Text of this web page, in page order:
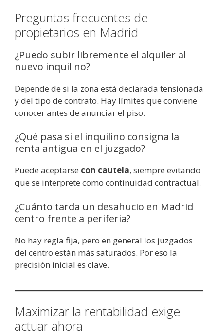
Preguntas frecuentes de
propietarios en Madrid
¿Puedo subir libremente el alquiler al
nuevo inquilino?
Depende de si la zona está declarada tensionada
y del tipo de contrato. Hay límites que conviene
conocer antes de anunciar el piso.
¿Qué pasa si el inquilino consigna la
renta antigua en el juzgado?
Puede aceptarse con cautela, siempre evitando
que se interprete como continuidad contractual.
¿Cuánto tarda un desahucio en Madrid
centro frente a periferia?
No hay regla fija, pero en general los juzgados
del centro están más saturados. Por eso la
precisión inicial es clave.
Maximizar la rentabilidad exige
actuar ahora